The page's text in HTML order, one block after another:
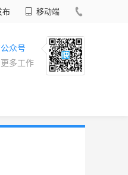
布 移动端
众号
多工作